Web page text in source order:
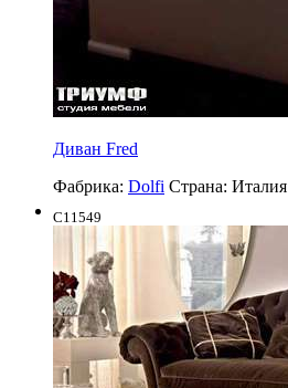
Диван Fred
Фабрика: Dolfi Страна: Италия
C11549